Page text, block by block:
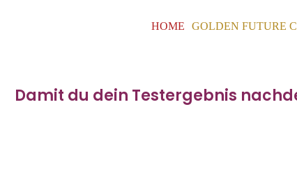
HOME GOLDEN FUTURE
Damit du dein Testergebnis